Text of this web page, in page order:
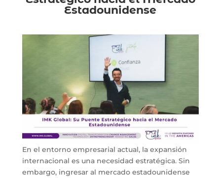
Estadounidense
En el entorno empresarial actual, la expansión
internacional es una necesidad estratégica. Sin
embargo, ingresar al mercado estadounidense